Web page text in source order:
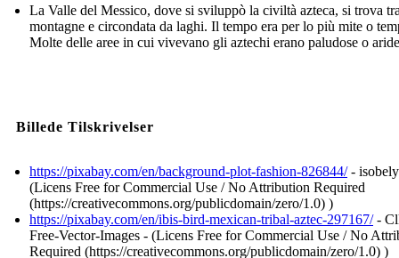
La Valle del Messico, dove si sviluppò la civiltà azteca, si trova
montagne e circondata da laghi. Il tempo era per lo più mite o
Molte delle aree in cui vivevano gli aztechi erano paludose o
Billede Tilskrivelser
https://pixabay.com/en/background-plot-fashion-826844/-
(Licens Free for Commercial Use / No Attribution Required
(https://creativecommons.org/publicdomain/zero/1.0) )
https://pixabay.com/en/ibis-bird-mexican-tribal-aztec-297167/-
Free-Vector-Images - (Licens Free for Commercial Use / No
Required (https://creativecommons.org/publicdomain/zero/1.0) )